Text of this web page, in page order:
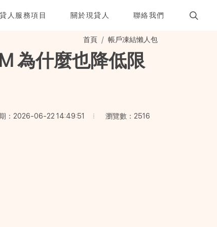
人服務項目 關於現貸人 聯絡我們
首頁 帳戶凍結懶人包
為什麼也降低限
：2026-06-22 14:49:51 瀏覽數：2516